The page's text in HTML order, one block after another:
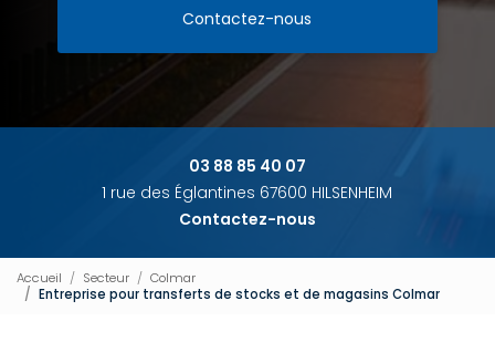
Contactez-nous
03 88 85 40 07
1 rue des Églantines 67600 HILSENHEIM
Contactez-nous
Accueil Secteur
Colmar
Entreprise pour transferts de stocks et de magasins Colmar